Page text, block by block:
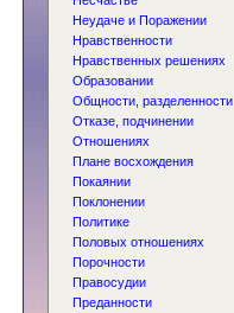
Неудаче и Поражении
Нравственности
Нравственных решениях
Образовании
Общности, разделенности
Отказе, подчинении
Отношениях
Плане восхождения
Покаянии
Поклонении
Политике
Половых отношениях
Порочности
Правосудии
Преданности